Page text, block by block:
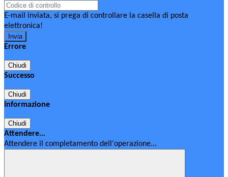
E-mail inviata, si prega di controllare la casella di posta
elettronica!
Errore
Chiudi
Successo
Chiudi
Informazione
Chiudi
Attendere...
Attendere il completamento dell'operazione...